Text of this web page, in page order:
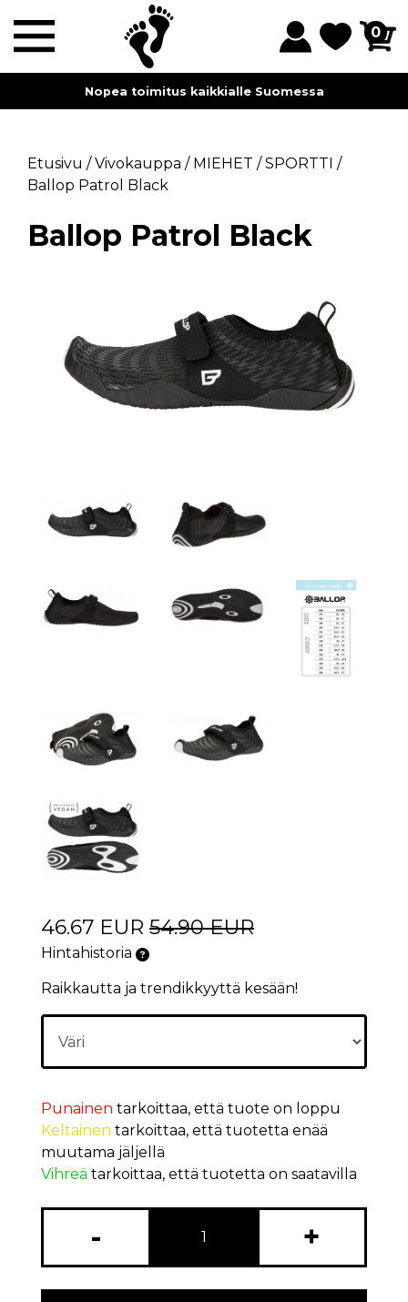
0
Nopea toimitus kaikkialle Suomessa
Etusivu /Vivokauppa / MIEHET /SPORTTI /
Ballop Patrol Black
Ballop Patrol Black
46.67 EUR 54.90 EUR
Hintahistoria
Raikkautta ja trendikkyyttä kesään!
Punainen tarkoittaa, että tuote on loppu
Keltainen tarkoittaa, että tuotetta enää
muutama jäljellä
Vihreä tarkoittaa, että tuotetta on saatavilla
- +